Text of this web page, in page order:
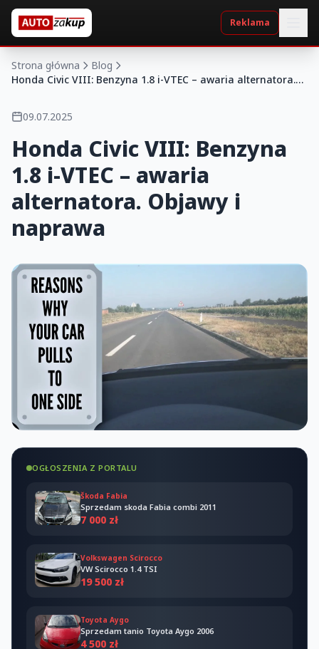
Reklama
Strona główna
Blog
Honda Civic VIII: Benzyna 1.8 i-VTEC – awaria alternatora.
09.07.2025
Honda Civic VIII: Benzyna
1.8 i-VTEC – awaria
alternatora. Objawy i
naprawa
OGŁOSZENIA Z PORTALU
Škoda Fabia
Sprzedam skoda Fabia combi 2011
7 000 zł
Volkswagen Scirocco
VW Scirocco 1.4 TSI
19 500 zł
Toyota Aygo
Sprzedam tanio Toyota Aygo 2006
4 500 zł